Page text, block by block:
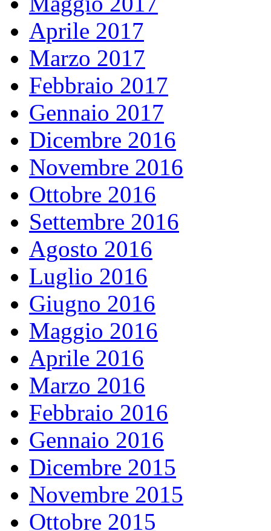
Aprile 2017
Marzo 2017
Febbraio 2017
Gennaio 2017
Dicembre 2016
Novembre 2016
Ottobre 2016
Settembre 2016
Agosto 2016
Luglio 2016
Giugno 2016
Maggio 2016
Aprile 2016
Marzo 2016
Febbraio 2016
Gennaio 2016
Dicembre 2015
Novembre 2015
Ottobre 2015